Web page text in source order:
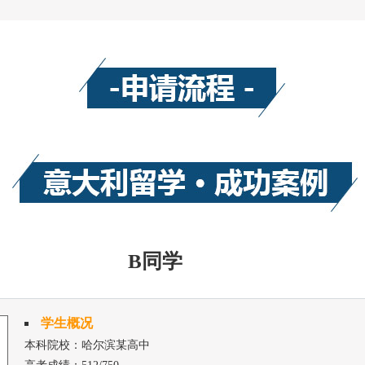
Petroleum and Mining
Physics of Complex Systems复
B同学
学生概况
本科院校：哈尔滨某高中